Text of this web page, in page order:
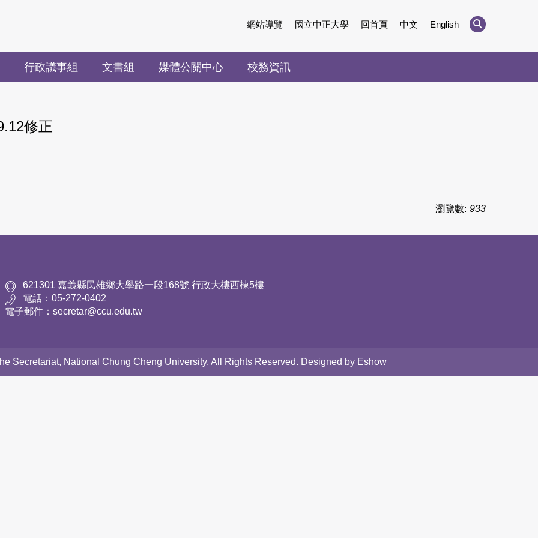
網站導覽 國立中正大學 回首頁 中文 English
行政議事組 文書組 媒體公關中心 校務資訊
修正
瀏覽數: 933
621301 嘉義縣民雄鄉大學路一段168號 行政大樓西棟5樓
電話：05-272-0402
電子郵件：secretar@ccu.edu.tw
Secretariat, National Chung Cheng University. All Rights Reserved. Designed by Eshow